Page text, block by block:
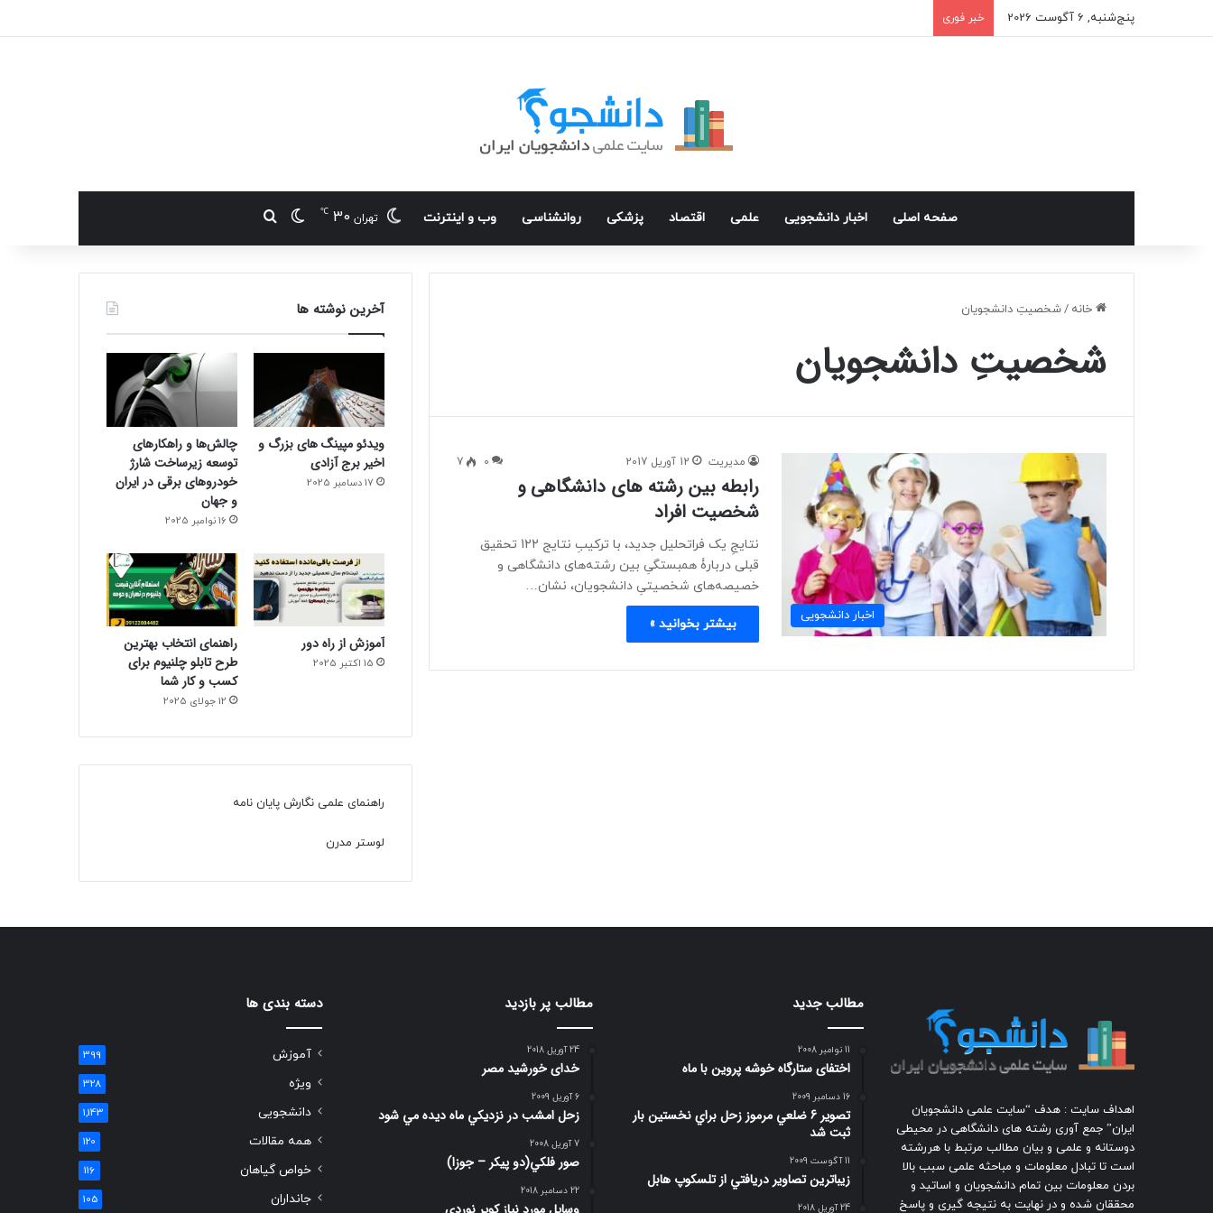
پنج‌شنبه, 6 آگوست 2026 خبر فوری
صفحه اصلی اخبار دانشجویی علمی اقتصاد پزشکی روانشناسی وب و اینترنت تهران 30
℃ تغییر پوسته
جستجو برای
خانه /شخصیتِ دانشجویان
شخصیتِ دانشجویان
اخبار دانشجویی
مدیریت 12 آوریل 2017 0
7
رابطه بین رشته های دانشگاهی و
شخصیت افراد
نتایجِ یک فراتحلیل جدید، با ترکیبِ نتایج 122 تحقیق
قبلی دربارۀ همبستگیِ بین رشته‌های دانشگاهی و
خصیصه‌های شخصیتیِ دانشجویان، نشان…
بیشتر بخوانید »
آخرین نوشته ها
ویدئو مپینگ های بزرگ و
اخیر برج آزادی
17 دسامبر 2025
چالش‌ها و راهکارهای
توسعه زیرساخت شارژ
خودروهای برقی در ایران
و جهان
16 نوامبر 2025
آموزش از راه دور
15 اکتبر 2025
راهنمای انتخاب بهترین
طرح تابلو چلنیوم برای
کسب و کار شما
12 جولای 2025
راهنمای علمی نگارش پایان نامه
لوستر مدرن
اهداف سایت : هدف “سایت علمی دانشجویان
ایران” جمع آوری رشته های دانشگاهی در محیطی
دوستانه و علمی و بیان مطالب مرتبط با هررشته
است تا تبادل معلومات و مباحثه علمی سبب بالا
بردن معلومات بین تمام دانشجویان و اساتید و
محققان شده و در نهایت به نتیجه گیری و پاسخ
مطالب جدید
11 نوامبر 2008
اختفای ستارگاه خوشه پروین با ماه
16 دسامبر 2009
تصوير 6 ضلعي مرموز زحل براي نخستين بار
ثبت شد
11 آگوست 2009
زيباترين تصاوير دريافتي از تلسكوپ هابل
24 آوریل 2018
مطالب پر بازدید
24 آوریل 2018
خدای خورشید مصر
6 آوریل 2009
زحل امشب در نزديكي ماه ديده مي شود
7 آوریل 2008
صور فلكي(دو پیکر – جوزا)
22 دسامبر 2018
دسته بندی ها
آموزش 399
ویژه 328
دانشجویی 1,143
همه مقالات 120
خواص گیاهان 116
جانداران 105